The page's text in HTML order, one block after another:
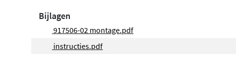
Bijlagen
917506-02 montage.pdf
instructies.pdf